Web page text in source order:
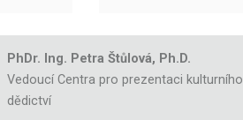
PhDr. Ing. Petra Štůlová, Ph.D.
Vedoucí Centra pro prezentaci kulturního
dědictví